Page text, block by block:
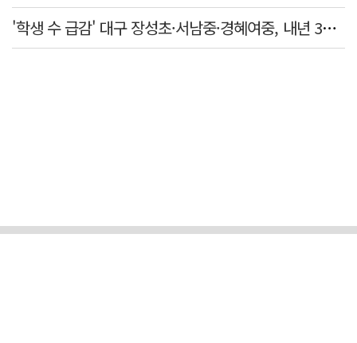
'학생 수 급감' 대구 장성초·서남중·경혜여중, 내년 3월 인근 학교와 통합